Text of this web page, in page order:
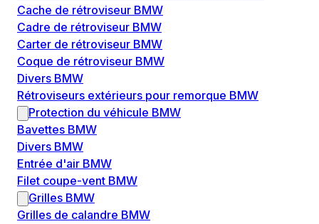
Cache de rétroviseur BMW
Cadre de rétroviseur BMW
Carter de rétroviseur BMW
Coque de rétroviseur BMW
Divers BMW
Rétroviseurs extérieurs pour remorque BMW
Protection du véhicule BMW
Bavettes BMW
Divers BMW
Entrée d'air BMW
Filet coupe-vent BMW
Grilles BMW
Grilles de calandre BMW